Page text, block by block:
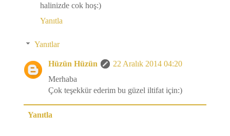
halinizde cok hoş:)
Yanıtla
Yanıtlar
Hüzün Hüzün
22 Aralık 2014 04:20
Merhaba
Çok teşekkür ederim bu güzel iltifat için:)
Yanıtla